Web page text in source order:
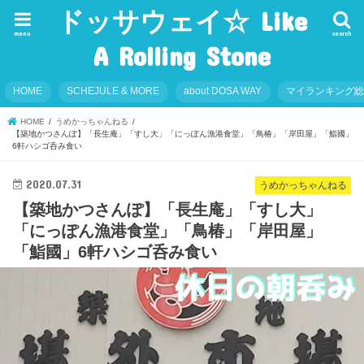
ドッサウェイ☆ Like
A Rolling Stone
search
menu
HOME SCHEJULE & MORE about DOSA WAY マイランキング
HOME
うめかっちゃんねる
【築地かつさんぽ】「長生庵」「すし大」「にっぽん漁港食堂」「鳥椿」「岸田屋」「鮨國」
6軒ハシゴ呑み食い
うめかっちゃんねる
2020.07.31
【築地かつさんぽ】「長生庵」「すし大」
「にっぽん漁港食堂」「鳥椿」「岸田屋」
「鮨國」6軒ハシゴ呑み食い